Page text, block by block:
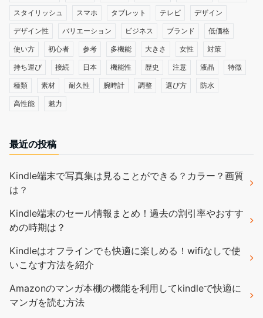
スタイリッシュ スマホ タブレット テレビ デザイン
デザイン性 バリエーション ビジネス ブランド 低価格
使い方 初心者 参考 多機能 大きさ 女性 対策
持ち運び 接続 日本 機能性 歴史 注意 液晶 特徴
種類 素材 耐久性 腕時計 調整 選び方 防水
高性能 魅力
最近の投稿
Kindle端末で写真集は見ることができる？カラー？画質
は？
Kindle端末のセール情報まとめ！過去の割引率やおすす
めの時期は？
Kindleはオフラインでも快適に楽しめる！wifiなしで使
いこなす方法を紹介
Amazonのマンガ本棚の機能を利用してkindleで快適に
マンガを読む方法